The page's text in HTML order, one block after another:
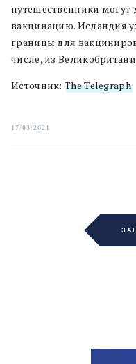
путешественники могут
вакцинацию. Исландия
границы для
числе, из
Источник: The Telegraph
17/03/2021